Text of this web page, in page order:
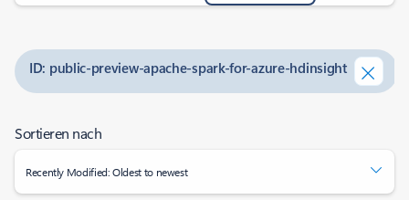
ID: public-preview-apache-spark-for-azure-hdinsight
Sortieren nach
Recently Modified: Oldest to newest